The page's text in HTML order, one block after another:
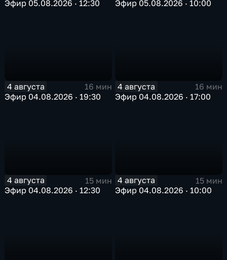
Эфир 05.08.2026 · 12:30 Эфир 05.08.2026 · 10:00
4 августа
16 мин
Эфир 04.08.2026 · 19:30
4 августа
16 мин
Эфир 04.08.2026 · 17:00
4 августа
15 мин
Эфир 04.08.2026 · 12:30
4 августа
15 мин
Эфир 04.08.2026 · 10:00